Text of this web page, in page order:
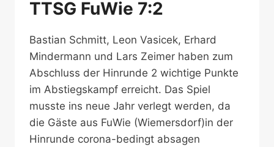
TTSG FuWie 7:2
Bastian Schmitt, Leon Vasicek, Erhard
Mindermann und Lars Zeimer haben zum
Abschluss der Hinrunde 2 wichtige Punkte
im Abstiegskampf erreicht. Das Spiel
musste ins neue Jahr verlegt werden, da
die Gäste aus FuWie (Wiemersdorf)in der
Hinrunde corona-bedingt absagen